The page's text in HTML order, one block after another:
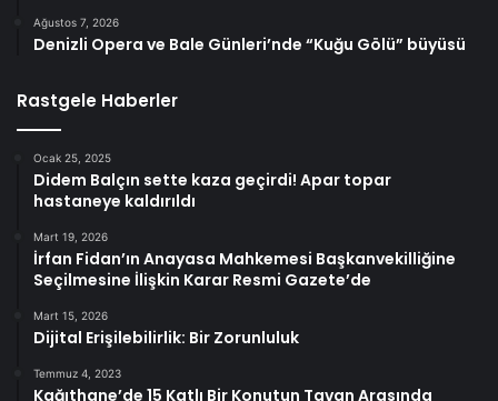
Ağustos 7, 2026
Denizli Opera ve Bale Günleri’nde “Kuğu Gölü” büyüsü
Rastgele Haberler
Ocak 25, 2025
Didem Balçın sette kaza geçirdi! Apar topar
hastaneye kaldırıldı
Mart 19, 2026
İrfan Fidan’ın Anayasa Mahkemesi Başkanvekilliğine
Seçilmesine İlişkin Karar Resmi Gazete’de
Mart 15, 2026
Dijital Erişilebilirlik: Bir Zorunluluk
Temmuz 4, 2023
Kağıthane’de 15 Katlı Bir Konutun Tavan Arasında